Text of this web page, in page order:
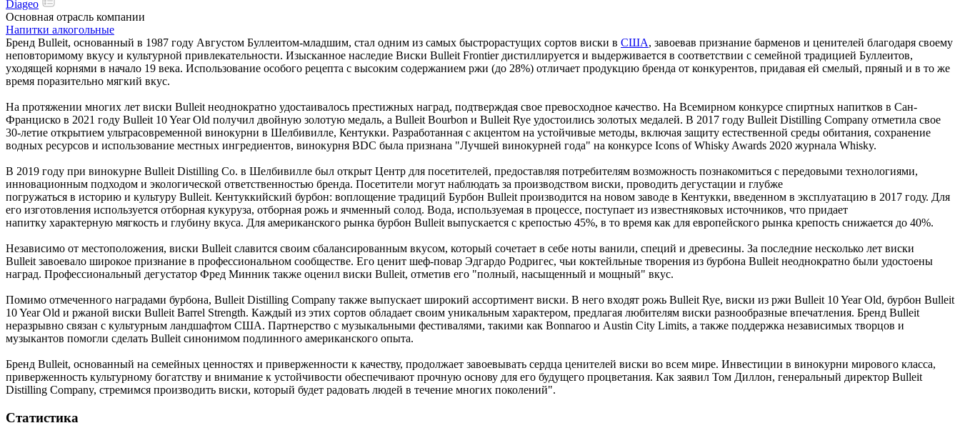
Diageo
Основная отрасль компании
Напитки алкогольные
Бренд Bulleit, основанный в 1987 году Августом Буллеитом-младшим, стал одним из самых быстрорастущих сортов виски в США, завоевав признание барменов и ценителей благодаря своему
неповторимому вкусу и культурной привлекательности. Изысканное наследие Виски Bulleit Frontier дистиллируется и выдерживается в соответствии с семейной традицией Буллеитов,
уходящей корнями в начало 19 века. Использование особого рецепта с высоким содержанием ржи (до 28%) отличает продукцию бренда от конкурентов, придавая ей смелый, пряный и в то же
время поразительно мягкий вкус.
На протяжении многих лет виски Bulleit неоднократно удостаивалось престижных наград, подтверждая свое превосходное качество. На Всемирном конкурсе спиртных напитков в Сан-
Франциско в 2021 году Bulleit 10 Year Old получил двойную золотую медаль, а Bulleit Bourbon и Bulleit Rye удостоились золотых медалей. В 2017 году Bulleit Distilling Company отметила свое
30-летие открытием ультрасовременной винокурни в Шелбивилле, Кентукки. Разработанная с акцентом на устойчивые методы, включая защиту естественной среды обитания, сохранение
водных ресурсов и использование местных ингредиентов, винокурня BDC была признана "Лучшей винокурней года" на конкурсе Icons of Whisky Awards 2020 журнала Whisky.
В 2019 году при винокурне Bulleit Distilling Co. в Шелбивилле был открыт Центр для посетителей, предоставляя потребителям возможность познакомиться с передовыми технологиями,
инновационным подходом и экологической ответственностью бренда. Посетители могут наблюдать за производством виски, проводить дегустации и глубже
погружаться в историю и культуру Bulleit. Кентуккийский бурбон: воплощение традиций Бурбон Bulleit производится на новом заводе в Кентукки, введенном в эксплуатацию в 2017 году. Для
его изготовления используется отборная кукуруза, отборная рожь и ячменный солод. Вода, используемая в процессе, поступает из известняковых источников, что придает
напитку характерную мягкость и глубину вкуса. Для американского рынка бурбон Bulleit выпускается с крепостью 45%, в то время как для европейского рынка крепость снижается до 40%.
Независимо от местоположения, виски Bulleit славится своим сбалансированным вкусом, который сочетает в себе ноты ванили, специй и древесины. За последние несколько лет виски
Bulleit завоевало широкое признание в профессиональном сообществе. Его ценит шеф-повар Эдгардо Родригес, чьи коктейльные творения из бурбона Bulleit неоднократно были удостоены
наград. Профессиональный дегустатор Фред Минник также оценил виски Bulleit, отметив его "полный, насыщенный и мощный" вкус.
Помимо отмеченного наградами бурбона, Bulleit Distilling Company также выпускает широкий ассортимент виски. В него входят рожь Bulleit Rye, виски из ржи Bulleit 10 Year Old, бурбон Bulleit
10 Year Old и ржаной виски Bulleit Barrel Strength. Каждый из этих сортов обладает своим уникальным характером, предлагая любителям виски разнообразные впечатления. Бренд Bulleit
неразрывно связан с культурным ландшафтом США. Партнерство с музыкальными фестивалями, такими как Bonnaroo и Austin City Limits, а также поддержка независимых творцов и
музыкантов помогли сделать Bulleit синонимом подлинного американского опыта.
Бренд Bulleit, основанный на семейных ценностях и приверженности к качеству, продолжает завоевывать сердца ценителей виски во всем мире. Инвестиции в винокурни мирового класса,
приверженность культурному богатству и внимание к устойчивости обеспечивают прочную основу для его будущего процветания. Как заявил Том Диллон, генеральный директор Bulleit
Distilling Company, стремимся производить виски, который будет радовать людей в течение многих поколений".
Статистика